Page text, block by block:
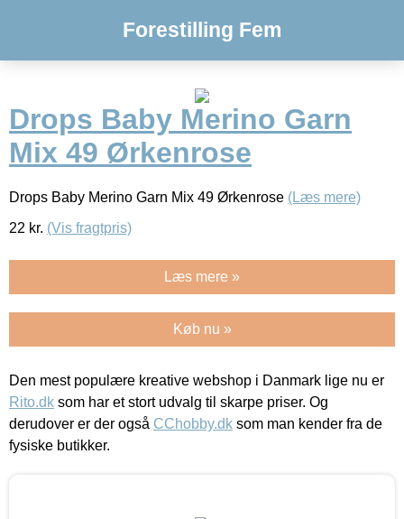
Forestilling Fem
Drops Baby Merino Garn
Mix 49 Ørkenrose
Drops Baby Merino Garn Mix 49 Ørkenrose (Læs mere)
22 kr. (Vis fragtpris)
Læs mere »
Køb nu »
Den mest populære kreative webshop i Danmark lige nu er
Rito.dk som har et stort udvalg til skarpe priser. Og
derudover er der også CChobby.dk som man kender fra de
fysiske butikker.